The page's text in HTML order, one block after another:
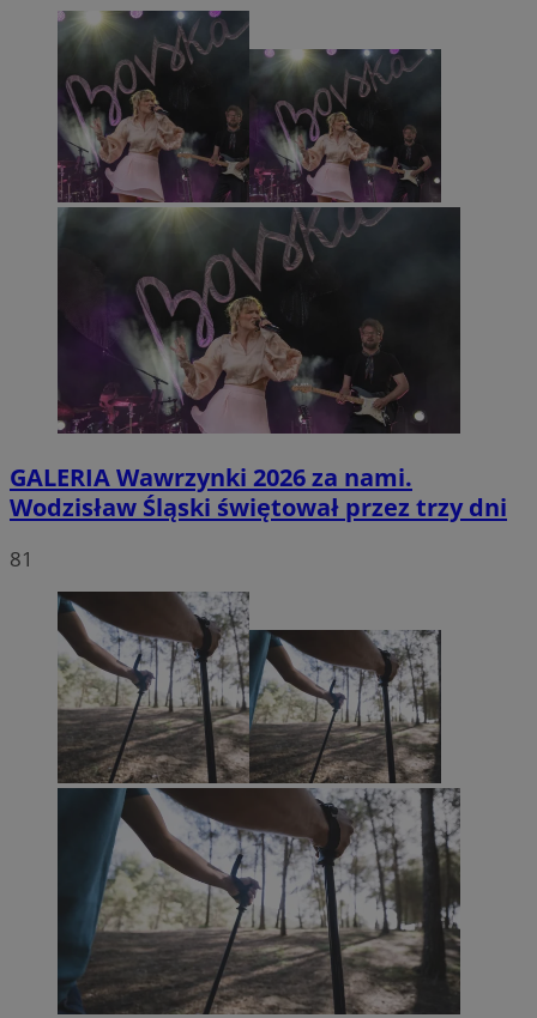
GALERIAWawrzynki 2026 za nami.
Wodzisław Śląski świętował przez trzy dni
81